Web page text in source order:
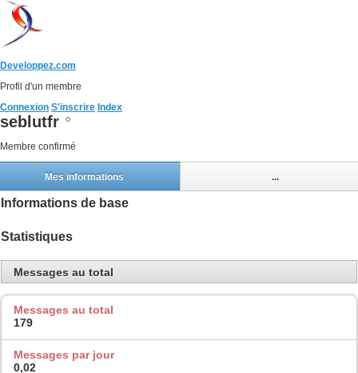
Developpez.com
Profil d'un membre
Connexion S'inscrire Index
seblutfr
Membre confirmé
Mes informations ...
Informations de base
Statistiques
Messages au total
Messages au total
179
Messages par jour
0,02